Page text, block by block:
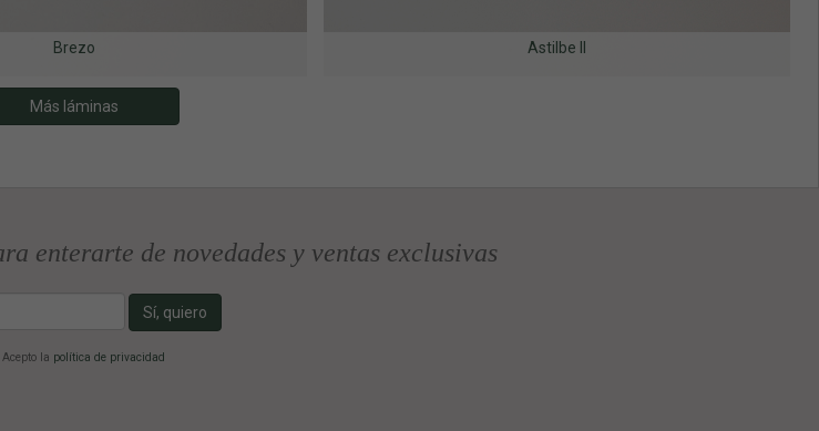
Brezo Astilbe II
Más láminas
enterarte de novedades y ventas exclusivas
Sí, quiero
Acepto la política de privacidad